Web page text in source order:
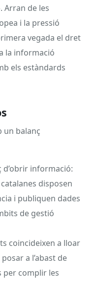
Arran de les
i la pressió
vegada el dret
la informació
els estàndards
un balanç
d’obrir informació:
disposen
i publiquen dades
de gestió
coincideixen a lloar
a l’abast de
per complir les